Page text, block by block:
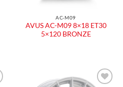
AC-M09
AVUS AC-M09 8×18 ET30
5×120 BRONZE